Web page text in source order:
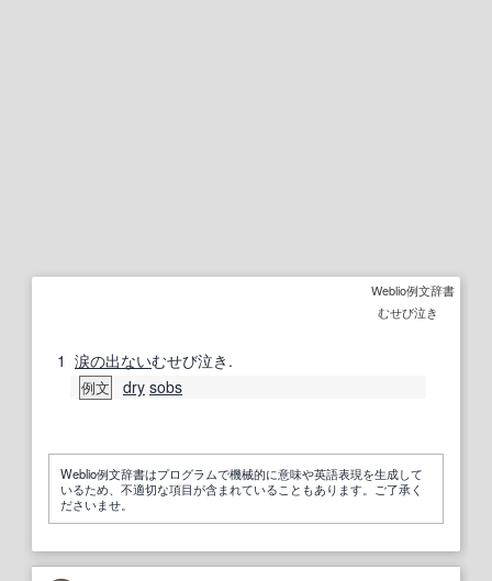
Weblio例文辞書
むせび泣き
1 涙の出ないむせび泣き.
例文 dry sobs
Weblio例文辞書はプログラムで機械的に意味や英語表現を生成して
いるため、不適切な項目が含まれていることもあります。ご了承く
ださいませ。